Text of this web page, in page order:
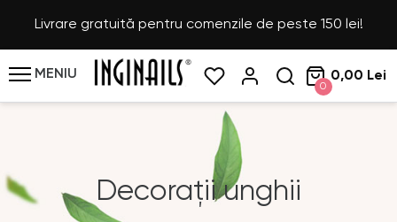
Livrare gratuită pentru comenzile de peste 150 lei!
MENIU
0
0,00 Lei
Decorații unghii